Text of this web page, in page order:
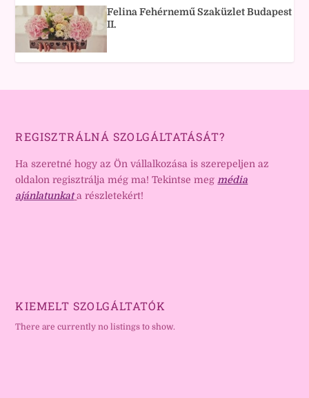
Felina Fehérnemű Szaküzlet Budapest
II.
REGISZTRÁLNÁ SZOLGÁLTATÁSÁT?
Ha szeretné hogy az Ön vállalkozása is szerepeljen az
oldalon regisztrálja még ma! Tekintse meg média
ajánlatunkat a részletekért!
KIEMELT SZOLGÁLTATÓK
There are currently no listings to show.